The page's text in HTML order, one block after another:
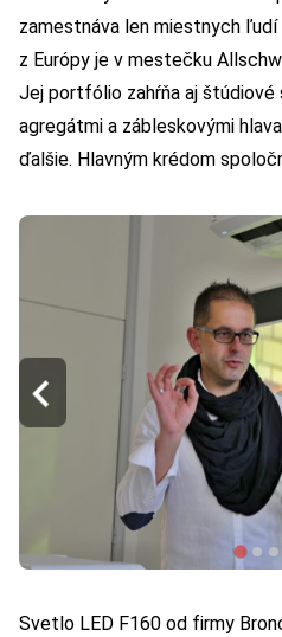
zamestnáva len miestnych
z Európy je v mestečku
Jej portfólio zahŕňa aj
agregátmi a zábleskovými
ďalšie. Hlavným krédom
Svetlo LED F160 od firmy